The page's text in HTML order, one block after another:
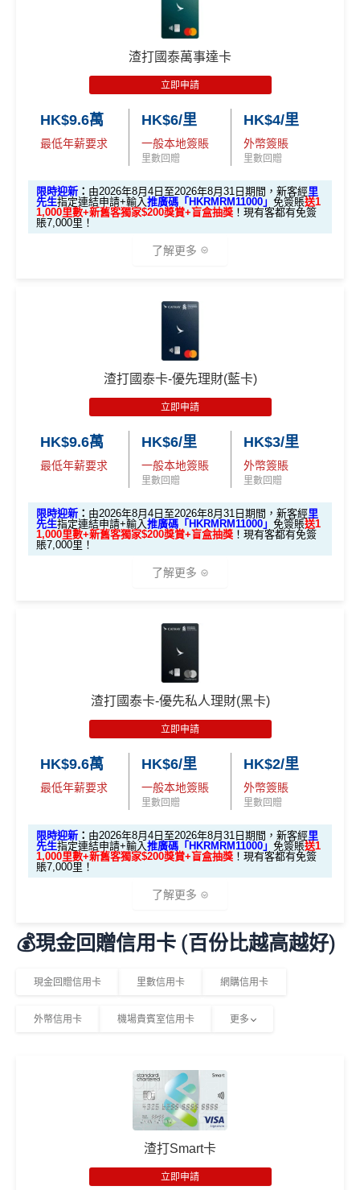
渣打國泰萬事達卡
立即申請
HK$9.6萬
最低年薪要求
HK$6/里
一般本地簽賬
里數回贈
HK$4/里
外幣簽賬
里數回贈
限時迎新 ： 由2026年8月4日至2026年8月31日期間，新客經里
先生指定連結申請+輸入 推廣碼「HKRMRM11000」 免簽賬送1
1,000里數+新舊客獨家$200獎賞+盲盒抽獎 ！現有客都有免簽
賬7,000里！
了解更多
客戶迎新
優惠期：2026年8月4日至2026年8月31日
✅經里先生指定連結+輸入里先生推廣碼「HKRMRM1
申請渣打國泰Mastercard：
MrMiles.hk/cathay-
card-apply，成功批卡後，新客免簽賬先送11,000里數
❗️
里先生推廣碼： HKRMRM11000 複製
✅申請完填
里賞金@❗️【由里先生派出】
里)
基本里數同埋近新里數存入時間有啲唔同，詳情睇返
Asia Miles迎新
額外里數將會於信用卡獲發出後5個月內加入指定的國
國泰新會員登記：MrMiles.hk/new-am（做咗會員先申
請到渣打國泰卡）
現有客戶：
渣打信用卡現有客戶**一定要經里先生指定連結+輸入
ercard：MrMiles.hk/cathay-card-apply
C. 《超級10周年限定版》盲盒：
🎁不論全新信用卡客戶*定現有信用卡客戶**推廣期內成功
於10月11日或之前獲批卡更保證100%有獎！盲盒獎賞超
豐富，有過萬份獎品、 合共3,000萬里數等你抽：
渣打國泰卡-優先理財(藍卡)
立即申請
HK$9.6萬
最低年薪要求
HK$6/里
一般本地簽賬
里數回贈
HK$3/里
外幣簽賬
里數回贈
限時迎新 ： 由2026年8月4日至2026年8月31日期間，新客經里
先生指定連結申請+輸入推廣碼「HKRMRM11000」 免簽賬送1
1,000里數+新舊客獨家$200獎賞+盲盒抽獎 ！現有客都有免簽
賬7,000里！
了解更多
客戶迎新
優惠期：2026年8月1日至2026年8月31日
✅經里先生指定連結+輸入里先生推廣碼「HKRMRM1
申請渣打國泰Mastercard：
MrMiles.hk/cathay-
card-apply，成功批卡後，新客免簽賬先送11,000里數
❗️
里先生推廣碼： HKRMRM11000 複製
✅申請完填
里賞金@❗️【由里先生派出】
迎新里數：
簽HK$40,000：賺高達30,000里數(HK$1.33=1
基本里數同埋近新里數存入時間有啲唔同，詳情睇返
國泰新會員登記：
MrMiles.hk/new-am
（做咗會員先申
渣打國泰卡-優先私人理財(黑卡)
立即申請
HK$9.6萬
最低年薪要求
HK$6/里
一般本地簽賬
里數回贈
HK$2/里
外幣簽賬
里數回贈
限時迎新 ： 由2026年8月4日至2026年8月31日期間，新客經里
先生指定連結申請+輸入推廣碼「HKRMRM11000」 免簽賬送1
1,000里數+新舊客獨家$200獎賞+盲盒抽獎 ！現有客都有免簽
賬7,000里！
了解更多
🎁迎新禮遇
A. 渣打信用卡
全新客戶迎新
申請渣打國泰Mastercard：MrMiles.hk/cathay-
，成功批卡後，新客免簽賬先送
HKRMRM11000
💰現金回贈信用卡 (百份比越高越好)
現金回贈信用卡 里數信用卡 網購信用卡
外幣信用卡 機場貴賓室信用卡 更多
渣打Smart卡
立即申請